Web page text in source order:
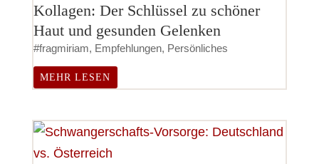
Kollagen: Der Schlüssel zu schöner
Haut und gesunden Gelenken
#fragmiriam, Empfehlungen, Persönliches
MEHR LESEN